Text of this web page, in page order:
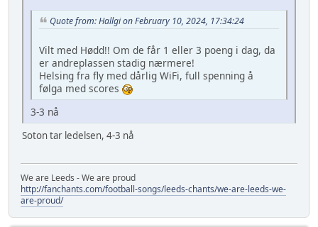
Quote from: Hallgi on February 10, 2024, 17:34:24
Vilt med Hødd!! Om de får 1 eller 3 poeng i dag, da
er andreplassen stadig nærmere!
Helsing fra fly med dårlig WiFi, full spenning å
følga med scores
3-3 nå
Soton tar ledelsen, 4-3 nå
We are Leeds - We are proud
http://fanchants.com/football-songs/leeds-chants/we-are-leeds-we-
are-proud/